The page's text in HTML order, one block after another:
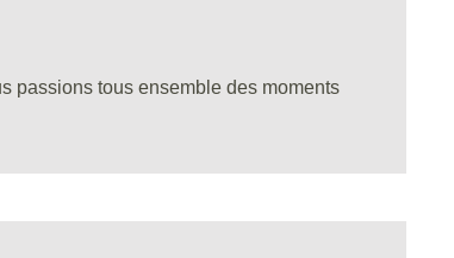
passions tous ensemble des moments